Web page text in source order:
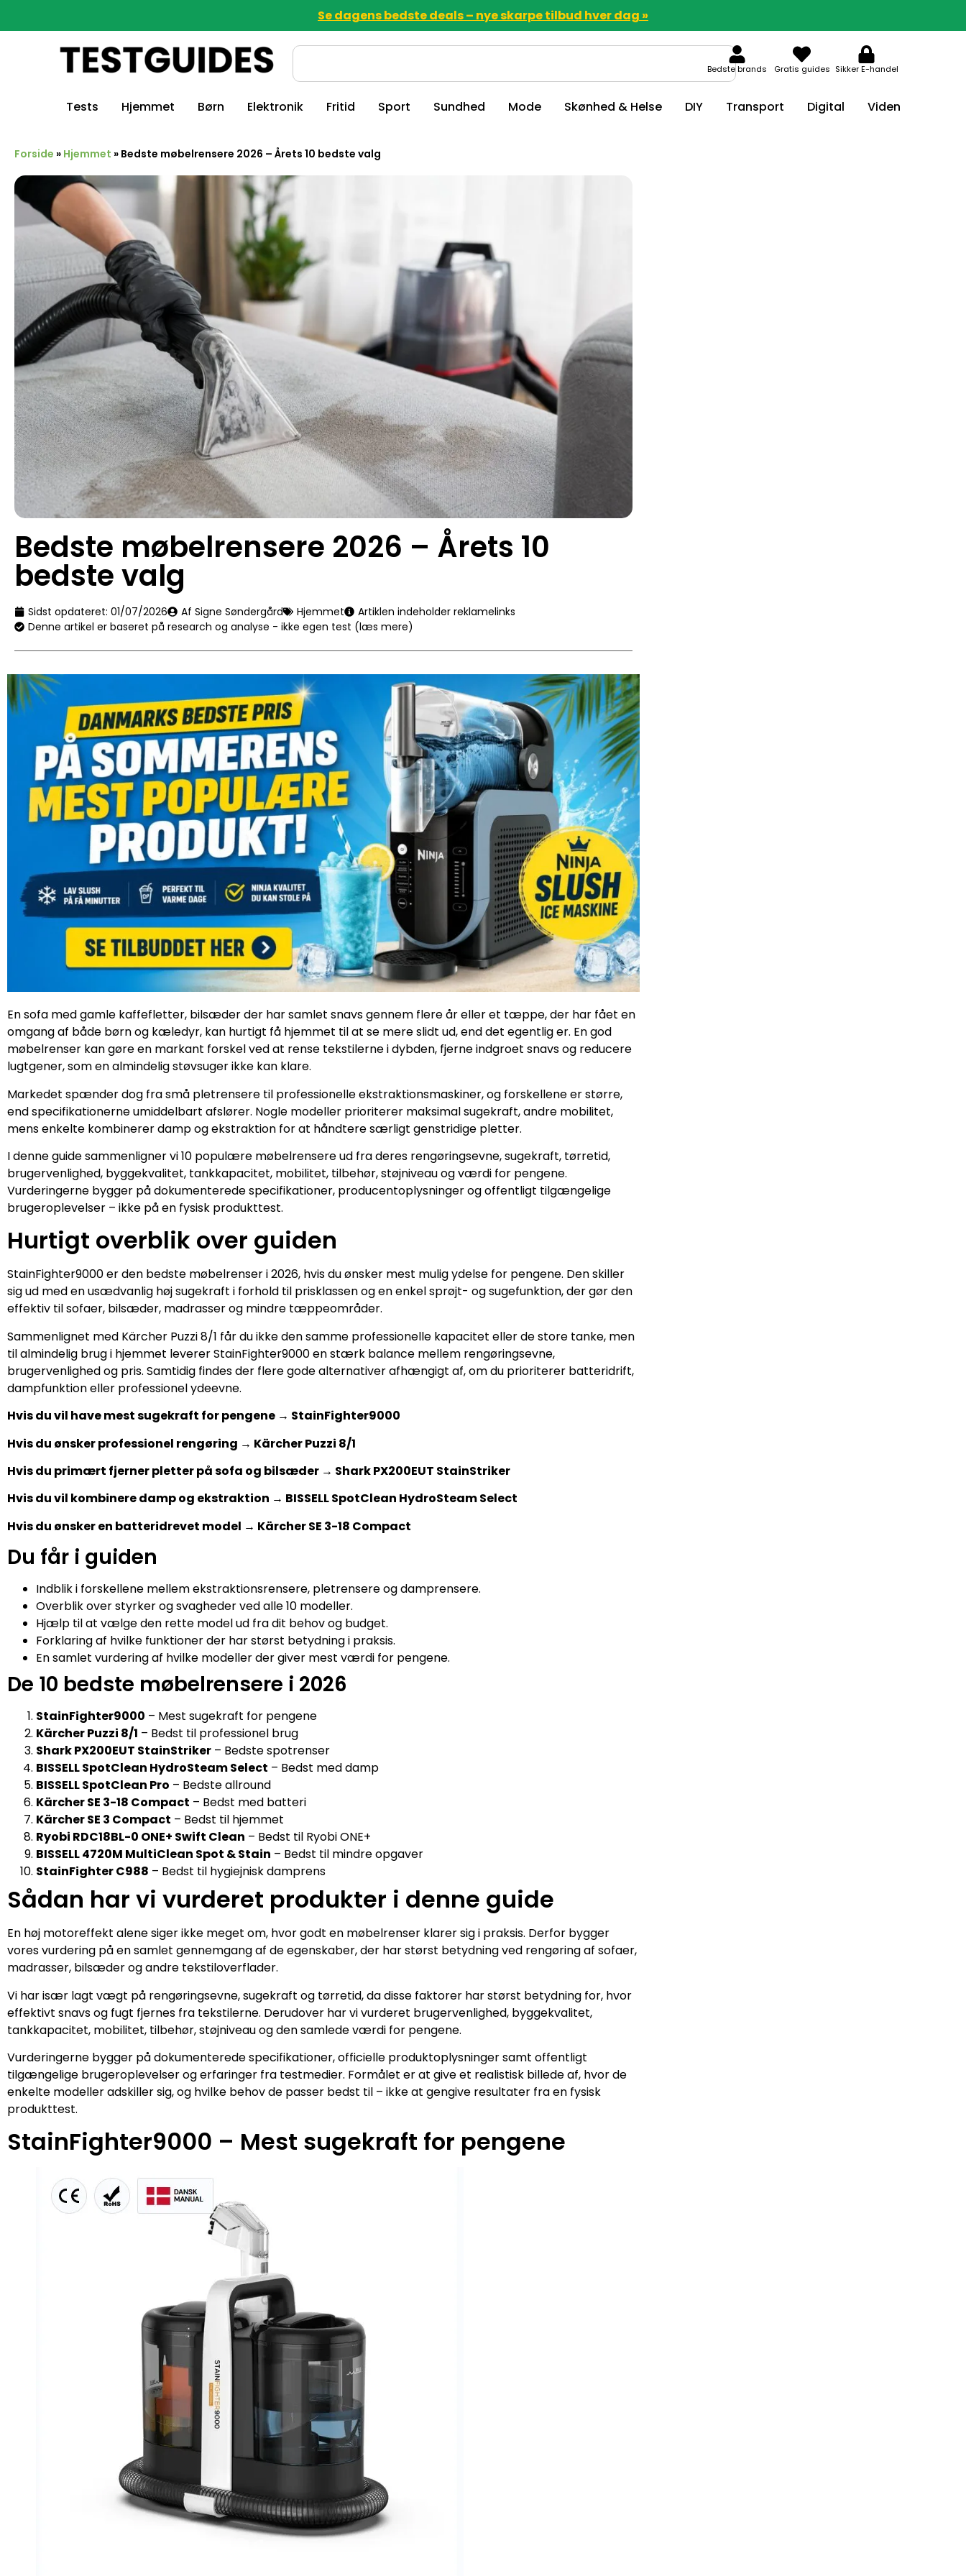
Se dagens bedste deals – nye skarpe tilbud hver dag »
Bedste brands Gratis guides Sikker E-handel
Tests Hjemmet Børn Elektronik Fritid Sport Sundhed Mode Skønhed & Helse DIY Transport Digital Viden
Forside » Hjemmet » Bedste møbelrensere 2026 – Årets 10 bedste valg
Bedste møbelrensere 2026 – Årets 10
bedste valg
Sidst opdateret: 01/07/2026 Af Signe Søndergård Hjemmet
Artiklen indeholder reklamelinks
Denne artikel er baseret på research og analyse - ikke egen test (læs mere)
En sofa med gamle kaffefletter, bilsæder der har samlet snavs gennem flere år eller et tæppe, der har fået en
omgang af både børn og kæledyr, kan hurtigt få hjemmet til at se mere slidt ud, end det egentlig er. En god
møbelrenser kan gøre en markant forskel ved at rense tekstilerne i dybden, fjerne indgroet snavs og reducere
lugtgener, som en almindelig støvsuger ikke kan klare.
Markedet spænder dog fra små pletrensere til professionelle ekstraktionsmaskiner, og forskellene er større,
end specifikationerne umiddelbart afslører. Nogle modeller prioriterer maksimal sugekraft, andre mobilitet,
mens enkelte kombinerer damp og ekstraktion for at håndtere særligt genstridige pletter.
I denne guide sammenligner vi 10 populære møbelrensere ud fra deres rengøringsevne, sugekraft, tørretid,
brugervenlighed, byggekvalitet, tankkapacitet, mobilitet, tilbehør, støjniveau og værdi for pengene.
Vurderingerne bygger på dokumenterede specifikationer, producentoplysninger og offentligt tilgængelige
brugeroplevelser – ikke på en fysisk produkttest.
Hurtigt overblik over guiden
StainFighter9000 er den bedste møbelrenser i 2026, hvis du ønsker mest mulig ydelse for pengene. Den skiller
sig ud med en usædvanlig høj sugekraft i forhold til prisklassen og en enkel sprøjt- og sugefunktion, der gør den
effektiv til sofaer, bilsæder, madrasser og mindre tæppeområder.
Sammenlignet med Kärcher Puzzi 8/1 får du ikke den samme professionelle kapacitet eller de store tanke, men
til almindelig brug i hjemmet leverer StainFighter9000 en stærk balance mellem rengøringsevne,
brugervenlighed og pris. Samtidig findes der flere gode alternativer afhængigt af, om du prioriterer batteridrift,
dampfunktion eller professionel ydeevne.
Hvis du vil have mest sugekraft for pengene → StainFighter9000
Hvis du ønsker professionel rengøring → Kärcher Puzzi 8/1
Hvis du primært fjerner pletter på sofa og bilsæder → Shark PX200EUT StainStriker
Hvis du vil kombinere damp og ekstraktion → BISSELL SpotClean HydroSteam Select
Hvis du ønsker en batteridrevet model → Kärcher SE 3-18 Compact
Du får i guiden
Indblik i forskellene mellem ekstraktionsrensere, pletrensere og damprensere.
Overblik over styrker og svagheder ved alle 10 modeller.
Hjælp til at vælge den rette model ud fra dit behov og budget.
Forklaring af hvilke funktioner der har størst betydning i praksis.
En samlet vurdering af hvilke modeller der giver mest værdi for pengene.
De 10 bedste møbelrensere i 2026
StainFighter9000 – Mest sugekraft for pengene
Kärcher Puzzi 8/1 – Bedst til professionel brug
Shark PX200EUT StainStriker – Bedste spotrenser
BISSELL SpotClean HydroSteam Select – Bedst med damp
BISSELL SpotClean Pro – Bedste allround
Kärcher SE 3-18 Compact – Bedst med batteri
Kärcher SE 3 Compact – Bedst til hjemmet
Ryobi RDC18BL-0 ONE+ Swift Clean – Bedst til Ryobi ONE+
BISSELL 4720M MultiClean Spot & Stain – Bedst til mindre opgaver
StainFighter C988 – Bedst til hygiejnisk damprens
Sådan har vi vurderet produkter i denne guide
En høj motoreffekt alene siger ikke meget om, hvor godt en møbelrenser klarer sig i praksis. Derfor bygger
vores vurdering på en samlet gennemgang af de egenskaber, der har størst betydning ved rengøring af sofaer,
madrasser, bilsæder og andre tekstiloverflader.
Vi har især lagt vægt på rengøringsevne, sugekraft og tørretid, da disse faktorer har størst betydning for, hvor
effektivt snavs og fugt fjernes fra tekstilerne. Derudover har vi vurderet brugervenlighed, byggekvalitet,
tankkapacitet, mobilitet, tilbehør, støjniveau og den samlede værdi for pengene.
Vurderingerne bygger på dokumenterede specifikationer, officielle produktoplysninger samt offentligt
tilgængelige brugeroplevelser og erfaringer fra testmedier. Formålet er at give et realistisk billede af, hvor de
enkelte modeller adskiller sig, og hvilke behov de passer bedst til – ikke at gengive resultater fra en fysisk
produkttest.
StainFighter9000 – Mest sugekraft for pengene